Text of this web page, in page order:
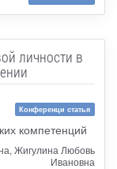
личности в
Конференци статья
компетенций
Жигулина Любовь
Ивановна